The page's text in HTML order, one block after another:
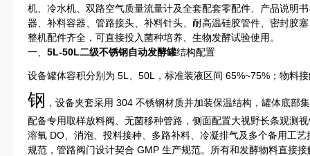
机、冷水机、双路空气质量流量计及全套配套零配件、产品说明
器、补料容器、管路接头、补料针头、耐高温硅胶管件、密封胶
整机配件齐全，可直接投入菌种培养、生物发酵试验使用。
一、 5L-50L二级不锈钢自动发酵罐结构配置
设备罐体容积分别为 5L、50L，标准装液区间 65%~75%；物料
钢 ，设备夹套采用 304 不锈钢材质并加装保温结构，罐体底部
配备专用取样放料阀、无菌移种管路，侧面配置大视野长条观测
溶氧 DO、消泡、投料接种、多路补料、冷凝排气及多个备用工
规范，管路阀门设计契合 GMP 生产规范。所有和发酵物料直接